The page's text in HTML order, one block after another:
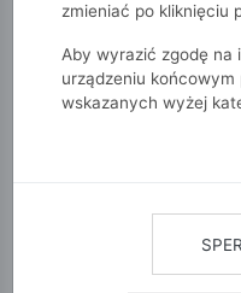
zmieniać po kliknięciu
Aby wyrazić zgodę na
urządzeniu
wskazanych wyżej